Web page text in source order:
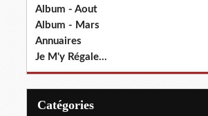
Album - Aout
Album - Mars
Annuaires
Je M'y Régale...
Catégories